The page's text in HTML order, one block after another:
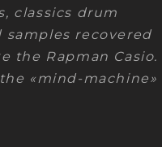
classics drum
samples recovered
the Rapman Casio.
«mind-machine»